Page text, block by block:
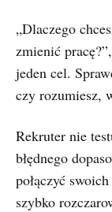
„Dlaczego
zmienić
jeden cel.
czy rozumiesz,
Rekruter nie
błędnego
połączyć
szybko